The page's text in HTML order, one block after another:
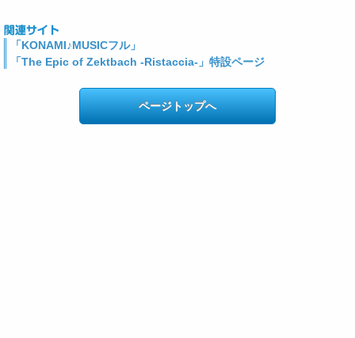
「KONAMI♪MUSICフル」
「The Epic of Zektbach -Ristaccia-」特設ページ
ページトップへ